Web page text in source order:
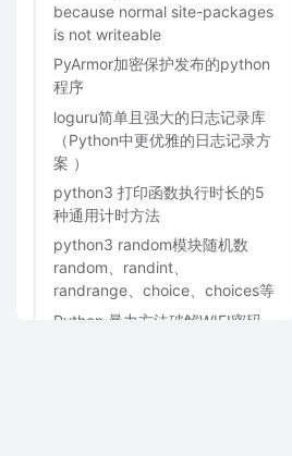
because normal site-packages
is not writeable
PyArmor加密保护发布的python
程序
loguru简单且强大的日志记录库
（Python中更优雅的日志记录方
案 ）
python3 打印函数执行时长的5
种通用计时方法
python3 random模块随机数
random、randint、
randrange、choice、choices等
Python 暴力方法破解WIFI密码